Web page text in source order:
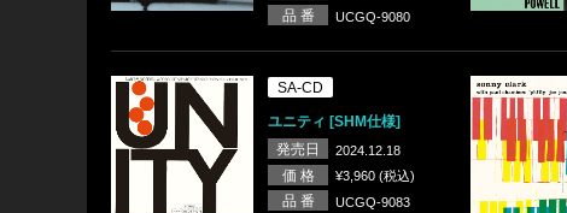
品 番 UCGQ-9080
SA-CD
ユニティ [SHM仕様]
発売日
2024.12.18
価 格 ¥3,960 (税込)
品 番 UCGQ-9083